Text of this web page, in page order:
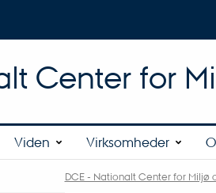
Center for
Viden Virksomheder
DCE - Nationalt Center for Miljø